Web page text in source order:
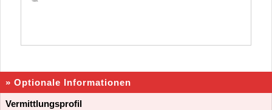
» Optionale Informationen
Vermittlungsprofil